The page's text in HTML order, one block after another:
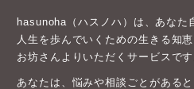
hasunoha（ハスノハ）は、あなた
人生を歩んでいくための生きる知
お坊さんよりいただくサービスです
あなたは、悩みや相談ごとがある